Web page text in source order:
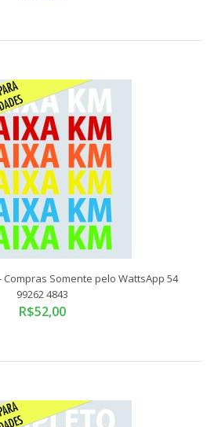
WattsApp 54 99262 4843Tamanho
VINIL RECORTADO ELET..
Compras Somente pelo WattsApp 54
99262 4843
R$52,00